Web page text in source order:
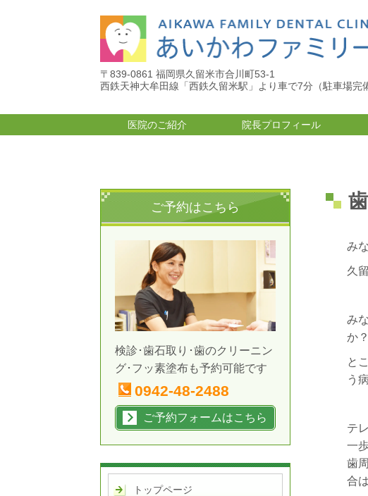
〒839-0861 福岡県久留米市合川町53-1
西鉄天神大牟田線「西鉄久留米駅」より車で7分（駐車場完
医院のご紹介 院長プロフィール
み
久
み
か？
と
う
テ
一
歯
合
ご予約はこちら
検診･歯石取り･歯のクリーニン
グ･フッ素塗布も予約可能です
0942-48-2488
ご予約フォームはこちら
トップページ